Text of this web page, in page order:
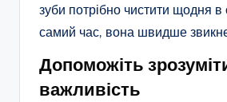
зуби потрібно чистити щодня в
самий час, вона швидше
Допоможіть
важливість